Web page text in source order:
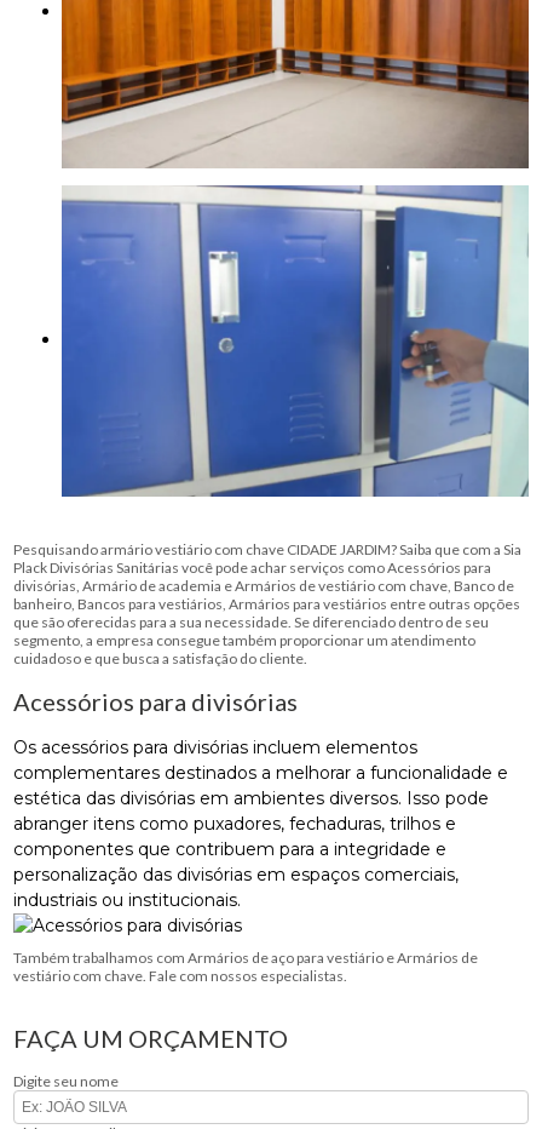
Pesquisando armário vestiário com chave CIDADE JARDIM? Saiba que com a Sia
Plack Divisórias Sanitárias você pode achar serviços como Acessórios para
divisórias, Armário de academia e Armários de vestiário com chave, Banco de
banheiro, Bancos para vestiários, Armários para vestiários entre outras opções
que são oferecidas para a sua necessidade. Se diferenciado dentro de seu
segmento, a empresa consegue também proporcionar um atendimento
cuidadoso e que busca a satisfação do cliente.
Acessórios para divisórias
Os acessórios para divisórias incluem elementos
complementares destinados a melhorar a funcionalidade e
estética das divisórias em ambientes diversos. Isso pode
abranger itens como puxadores, fechaduras, trilhos e
componentes que contribuem para a integridade e
personalização das divisórias em espaços comerciais,
industriais ou institucionais.
Também trabalhamos com Armários de aço para vestiário e Armários de
vestiário com chave. Fale com nossos especialistas.
FAÇA UM ORÇAMENTO
Digite seu nome